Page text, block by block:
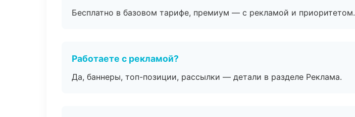
Бесплатно в базовом тарифе, премиум — с рекламой и приоритетом.
Работаете с рекламой?
Да, баннеры, топ-позиции, рассылки — детали в разделе Реклама.